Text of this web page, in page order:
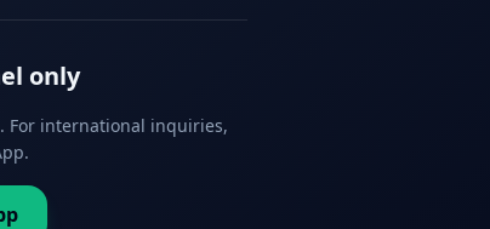
only
For international inquiries,